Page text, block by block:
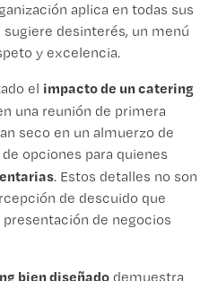
aplica en todas sus
desinterés, un menú
y excelencia.
el impacto de un catering
una reunión de primera
seco en un almuerzo de
opciones para quienes
. Estos detalles no son
de descuido que
de negocios
bien diseñado demuestra